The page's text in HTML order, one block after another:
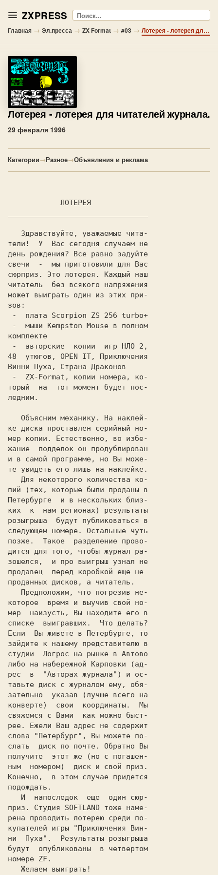
ZXPRESS Поиск
Главная → Эл.пресса → ZX Format → #03 → Лотерея - лотерея для читателей журнала.
Лотерея - лотерея для читателей журнала.
29 февраля 1996
Категории→Разное→Объявления и реклама
тели!  У  Вас сегодня случаем не
день рождения? Все равно задуйте
свечи  -  мы приготовили для Вас
сюрприз. Это лотерея. Каждый наш
читатель  без всякого напряжения
может выиграть один из этих при-
зов:
-  плата
-  мыши Kempston Mouse в полном
комплекте
-  авторские  копии  игр
- ZX-Format,
копии номера, ко-
торый  на  тот момент будет пос-
ледним.
ке диска проставлен серийный но-
мер копии. Естественно, во избе-
жание  подделок он продублирован
и в самой программе, но Вы може-
те увидеть его лишь на наклейке.
пий (тех, которые были проданы в
Петербурге  и в нескольких близ-
ких  к  нам регионах) результаты
розыгрыша  будут публиковаться в
следующем номере. Остальные чуть
позже.  Такое  разделение прово-
дится для того, чтобы журнал ра-
зошелся,  и про выигрыш узнал не
продавец  перед коробкой еще не
проданных дисков, а читатель.
которое  время и выучив свой но-
мер  наизусть, Вы находите его в
списке  выигравших.
Если  Вы живете в Петербурге, то
зайдите к нашему представителю в
студии  Логрос на рынке в Автово
либо на набережной Карповки (ад-
рес  в  "Авторах журнала") и ос-
тавьте диск с журналом ему,
зательно
  указав (лучше всего на
конверте)  свои  координаты.  Мы
свяжемся с Вами  как можно быст-
рее. Ежели Ваш адрес не содержит
слова "Петербург", Вы можете по-
слать  диск по почте. Обратно Вы
получите  этот же (но с погашен-
ным  номером)  диск и свой приз.
Конечно,  в этом случае придется
подождать.
приз. Студия SOFTLAND тоже наме-
рена проводить лотерею среди по-
купателей игры "Приключения Вин-
ни  Пуха".  Результаты розыгрыша
будут  опубликованы  в четвертом
номере ZF.